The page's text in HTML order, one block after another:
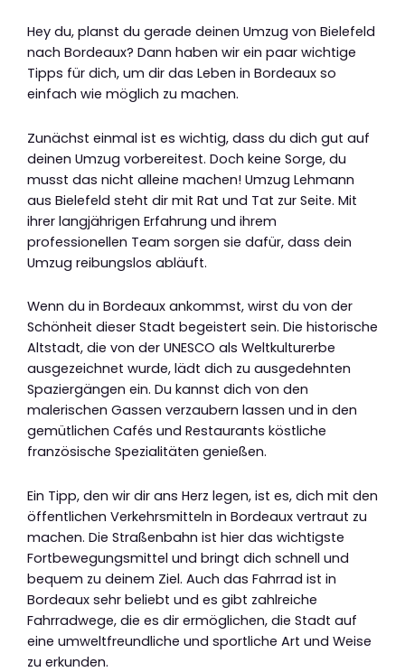
Hey du, planst du gerade deinen Umzug von Bielefeld
nach Bordeaux? Dann haben wir ein paar wichtige
Tipps für dich, um dir das Leben in Bordeaux so
einfach wie möglich zu machen.
Zunächst einmal ist es wichtig, dass du dich gut auf
deinen Umzug vorbereitest. Doch keine Sorge, du
musst das nicht alleine machen! Umzug Lehmann
aus Bielefeld steht dir mit Rat und Tat zur Seite. Mit
ihrer langjährigen Erfahrung und ihrem
professionellen Team sorgen sie dafür, dass dein
Umzug reibungslos abläuft.
Wenn du in Bordeaux ankommst, wirst du von der
Schönheit dieser Stadt begeistert sein. Die historische
Altstadt, die von der UNESCO als Weltkulturerbe
ausgezeichnet wurde, lädt dich zu ausgedehnten
Spaziergängen ein. Du kannst dich von den
malerischen Gassen verzaubern lassen und in den
gemütlichen Cafés und Restaurants köstliche
französische Spezialitäten genießen.
Ein Tipp, den wir dir ans Herz legen, ist es, dich mit den
öffentlichen Verkehrsmitteln in Bordeaux vertraut zu
machen. Die Straßenbahn ist hier das wichtigste
Fortbewegungsmittel und bringt dich schnell und
bequem zu deinem Ziel. Auch das Fahrrad ist in
Bordeaux sehr beliebt und es gibt zahlreiche
Fahrradwege, die es dir ermöglichen, die Stadt auf
eine umweltfreundliche und sportliche Art und Weise
zu erkunden.